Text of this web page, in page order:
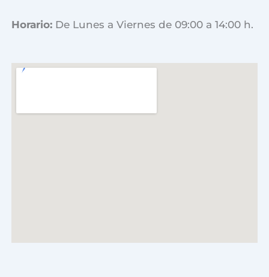
Horario: De Lunes a Viernes de 09:00 a 14:00 h.